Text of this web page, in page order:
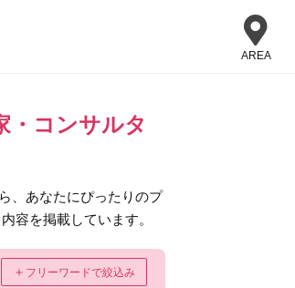
AREA
・コンサルタ
、あなたにぴったりのプ
容を掲載しています。
＋ フリーワードで絞込み